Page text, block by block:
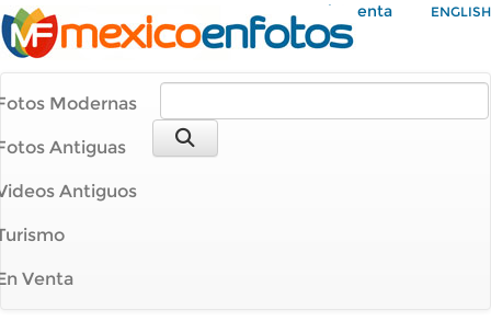
Mi Cuenta ENGLISH
Modernas
Antiguas
Antiguos
Venta